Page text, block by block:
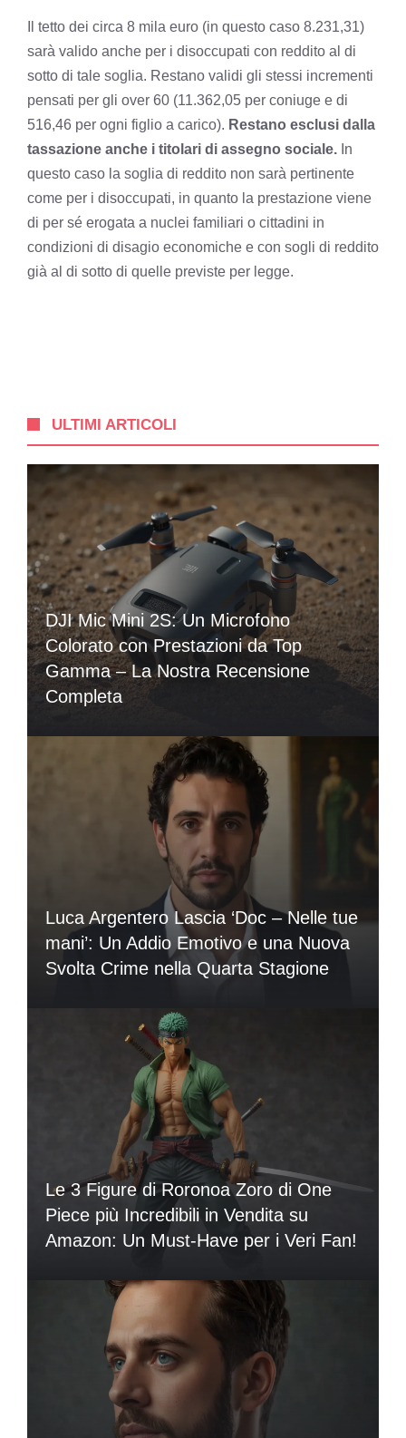
Il tetto dei circa 8 mila euro (in questo caso 8.231,31)
sarà valido anche per i disoccupati con reddito al di
sotto di tale soglia. Restano validi gli stessi incrementi
pensati per gli over 60 (11.362,05 per coniuge e di
516,46 per ogni figlio a carico). Restano esclusi dalla
tassazione anche i titolari di assegno sociale. In
questo caso la soglia di reddito non sarà pertinente
come per i disoccupati, in quanto la prestazione viene
di per sé erogata a nuclei familiari o cittadini in
condizioni di disagio economiche e con sogli di reddito
già al di sotto di quelle previste per legge.
ULTIMI ARTICOLI
DJI Mic Mini 2S: Un Microfono
Colorato con Prestazioni da Top
Gamma – La Nostra Recensione
Completa
Luca Argentero Lascia ‘Doc – Nelle tue
mani’: Un Addio Emotivo e una Nuova
Svolta Crime nella Quarta Stagione
Le 3 Figure di Roronoa Zoro di One
Piece più Incredibili in Vendita su
Amazon: Un Must-Have per i Veri Fan!